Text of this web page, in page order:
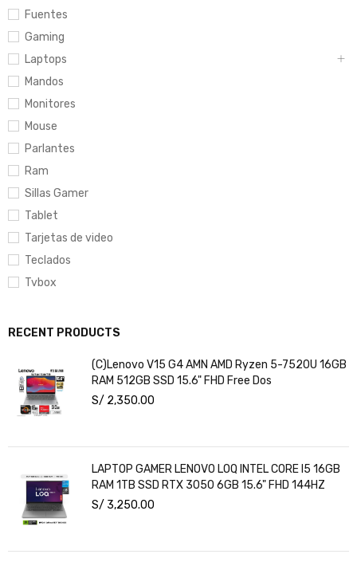
Fuentes
Gaming
Laptops
Mandos
Monitores
Mouse
Parlantes
Ram
Sillas Gamer
Tablet
Tarjetas de video
Teclados
Tvbox
RECENT PRODUCTS
(C)Lenovo V15 G4 AMN AMD Ryzen 5-7520U 16GB
RAM 512GB SSD 15.6" FHD Free Dos
S/ 2,350.00
LAPTOP GAMER LENOVO LOQ INTEL CORE I5 16GB
RAM 1TB SSD RTX 3050 6GB 15.6" FHD 144HZ
S/ 3,250.00